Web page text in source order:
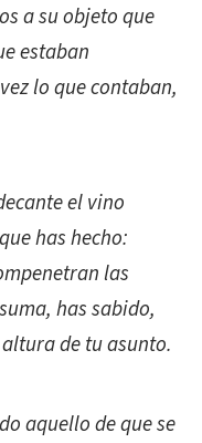
a su objeto que
estaban
lo que contaban,
el vino
has hecho:
las
has sabido,
de tu asunto.
aquello de que se